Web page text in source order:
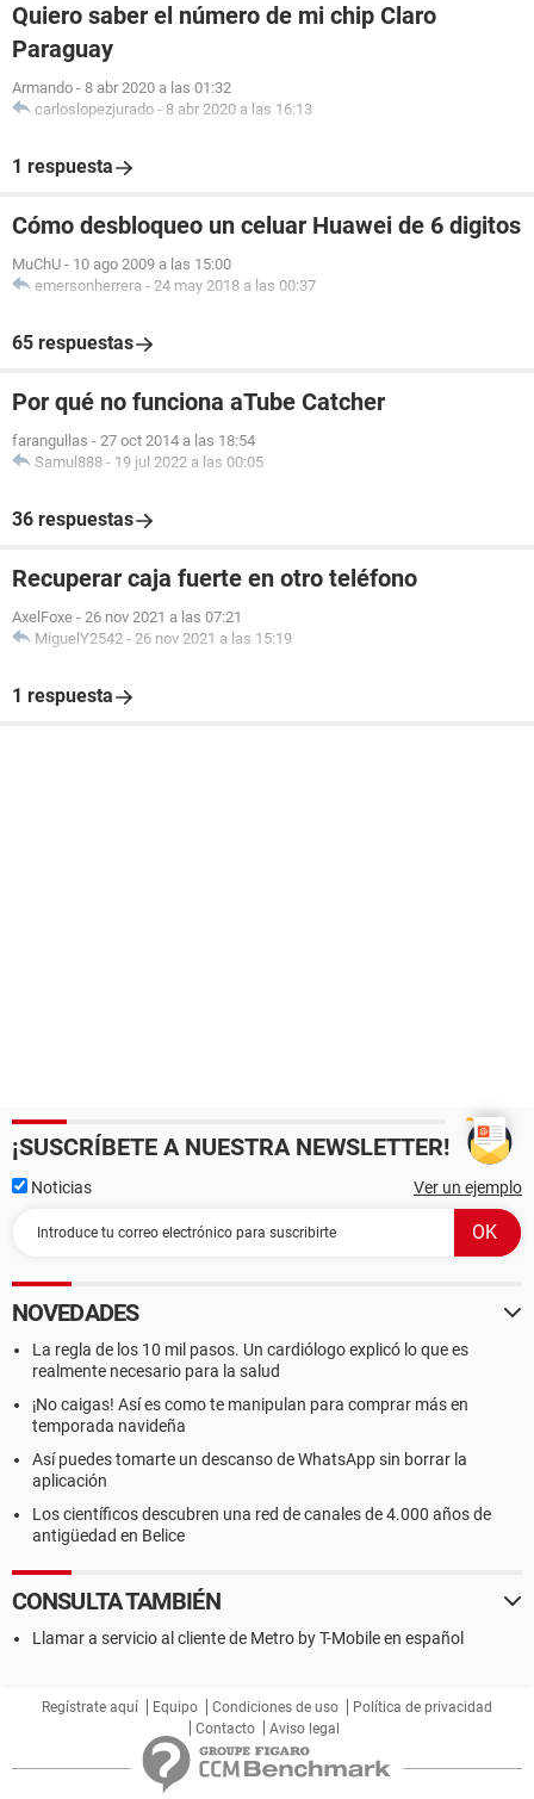
Quiero saber el número de mi chip Claro
Paraguay
Armando - 8 abr 2020 a las 01:32
carloslopezjurado - 8 abr 2020 a las 16:13
1 respuesta
Cómo desbloqueo un celuar Huawei de 6 digitos
MuChU - 10 ago 2009 a las 15:00
emersonherrera - 24 may 2018 a las 00:37
65 respuestas
Por qué no funciona aTube Catcher
farangullas - 27 oct 2014 a las 18:54
Samul888 - 19 jul 2022 a las 00:05
36 respuestas
Recuperar caja fuerte en otro teléfono
AxelFoxe - 26 nov 2021 a las 07:21
MiguelY2542 - 26 nov 2021 a las 15:19
1 respuesta
¡SUSCRÍBETE A NUESTRA NEWSLETTER!
Noticias Ver un ejemplo
NOVEDADES
La regla de los 10 mil pasos. Un cardiólogo explicó lo que es
realmente necesario para la salud
¡No caigas! Así es como te manipulan para comprar más en
temporada navideña
Así puedes tomarte un descanso de WhatsApp sin borrar la
aplicación
Los científicos descubren una red de canales de 4.000 años de
antigüedad en Belice
CONSULTA TAMBIÉN
Llamar a servicio al cliente de Metro by T-Mobile en español
Regístrate aquí Equipo Condiciones de uso
Política de privacidad
Contacto
Aviso legal